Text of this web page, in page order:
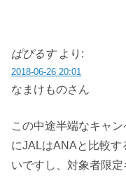
ぱぴるす より:
2018-06-26 20:01
なまけものさん
この中途半端なキャ
にJALはANAと比較す
いですし、対象者限定